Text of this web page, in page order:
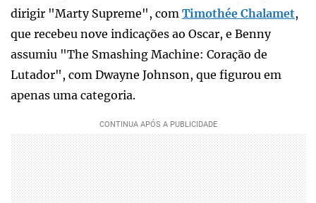
dirigir "Marty Supreme", com Timothée Chalamet,
que recebeu nove indicações ao Oscar, e Benny
assumiu "The Smashing Machine: Coração de
Lutador", com Dwayne Johnson, que figurou em
apenas uma categoria.